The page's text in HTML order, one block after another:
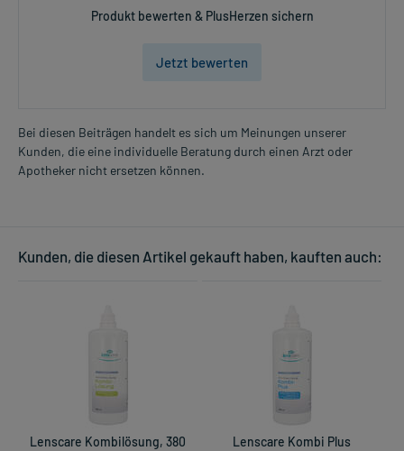
Produkt bewerten & PlusHerzen sichern
Jetzt bewerten
Bei diesen Beiträgen handelt es sich um Meinungen unserer
Kunden, die eine individuelle Beratung durch einen Arzt oder
Apotheker nicht ersetzen können.
Kunden, die diesen Artikel gekauft haben, kauften auch:
Lenscare Kombilösung, 380
Lenscare Kombi Plus